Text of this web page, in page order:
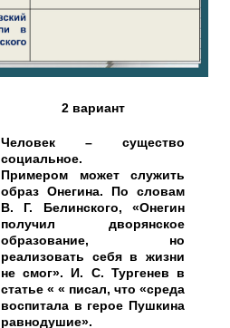
2 вариант
Человек – существо
социальное.
Примером может служить
образ Онегина. По словам
В. Г. Белинского, «Онегин
получил дворянское
образование, но
реализовать себя в жизни
не смог». И. С. Тургенев в
статье « « писал, что «среда
воспитала в герое Пушкина
равнодушие».